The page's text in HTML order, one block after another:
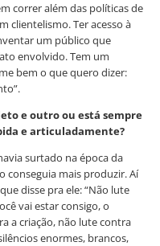
correr além das políticas de
clientelismo. Ter acesso à
um público que
envolvido. Tem um
bem o que quero dizer:
e outro ou está sempre
e articuladamente?
surtado na época da
mais produzir. Aí
disse pra ele: “Não lute
vai estar consigo, o
a criação, não lute contra
enormes, brancos,